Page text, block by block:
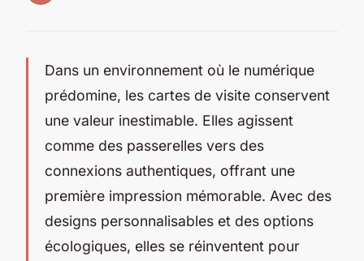
Dans un environnement où le numérique
prédomine, les cartes de visite conservent
une valeur inestimable. Elles agissent
comme des passerelles vers des
connexions authentiques, offrant une
première impression mémorable. Avec des
designs personnalisables et des options
écologiques, elles se réinventent pour